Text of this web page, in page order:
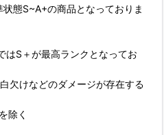
態S~A+の商品となっておりま
はS＋が最高ランクとなってお
欠けなどのダメージが存在する
除く